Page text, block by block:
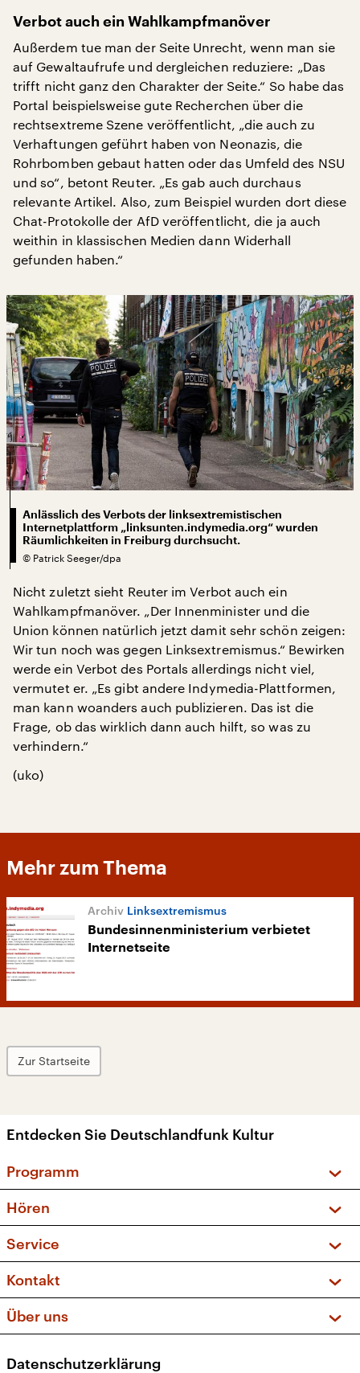
Verbot auch ein Wahlkampfmanöver
Außerdem tue man der Seite Unrecht, wenn man sie
auf Gewaltaufrufe und dergleichen reduziere: „Das
trifft nicht ganz den Charakter der Seite.“ So habe das
Portal beispielsweise gute Recherchen über die
rechtsextreme Szene veröffentlicht, „die auch zu
Verhaftungen geführt haben von Neonazis, die
Rohrbomben gebaut hatten oder das Umfeld des NSU
und so“, betont Reuter. „Es gab auch durchaus
relevante Artikel. Also, zum Beispiel wurden dort diese
Chat-Protokolle der AfD veröffentlicht, die ja auch
weithin in klassischen Medien dann Widerhall
gefunden haben.“
Anlässlich des Verbots der linksextremistischen
Internetplattform „linksunten.indymedia.org“ wurden
Räumlichkeiten in Freiburg durchsucht.
© Patrick Seeger/dpa
Nicht zuletzt sieht Reuter im Verbot auch ein
Wahlkampfmanöver. „Der Innenminister und die
Union können natürlich jetzt damit sehr schön zeigen:
Wir tun noch was gegen Linksextremismus.“ Bewirken
werde ein Verbot des Portals allerdings nicht viel,
vermutet er. „Es gibt andere Indymedia-Plattformen,
man kann woanders auch publizieren. Das ist die
Frage, ob das wirklich dann auch hilft, so was zu
verhindern.“
(uko)
Mehr zum Thema
Linksextremismus
Bundesinnenministerium verbietet
Internetseite
Zur Startseite
Entdecken Sie Deutschlandfunk Kultur
Programm
Sendungen und Podcasts
Musikliste
Kakadu – Das Kinderprogramm
Hören
Frequenzen (UKW + DAB+)
Service
FAQ
Apps
Newsletter
Kontakt
Social Media
Über uns
Datenschutzerklärung